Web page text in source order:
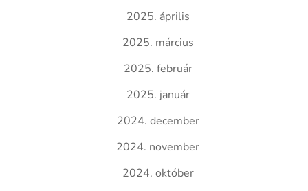
2025. április
2025. március
2025. február
2025. január
2024. december
2024. november
2024. október